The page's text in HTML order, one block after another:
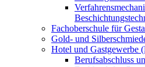
Fachoberschule für
Gold- und
Hotel und Gastgewerbe
Berufsabschluss